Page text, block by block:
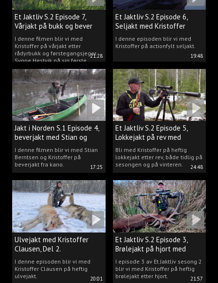
21:28
Et Jaktliv S.2 Episode 7,
Vårjakt på bukk og bever
I denne filmen blir vi med
Kristoffer på vårjakt etter
rådyrbukk og førstegangsjeger
Synne Hestvik på sin første
beverjakt.
19:48
Et Jaktliv S.2 Episode 6,
Seljakt med Kristoffer
Clausen
I denne episoden blir vi med
Kristoffer på actionfylt seljakt.
17:25
Jakt i Norden S.1 Episode 4,
beverjakt med Stian og
Kristoffer
I denne filmen blir vi med Stian
Berntsen og Kristoffer på
beverjakt fra kano.
24:48
Et Jaktliv S.2 Episode 5,
Lokkejakt på rev med
Kristoffer Clausen
Bli med Kristoffer på heftig
lokkejakt etter rev, både tidlig på
sesongen og på vinteren.
20:01
Ulvejakt med Kristoffer
Clausen, Del 2.
I denne episoden blir vi med
Kristoffer Clausen på heftig
ulvejakt.
21:57
Et Jaktliv S.2 Episode 3,
Brølejakt på hjort med
Kristoffer Clausen
I episode 3 av Et Jaktliv sesong 2
blir vi med Kristoffer på heftig
brølejakt etter hjort.